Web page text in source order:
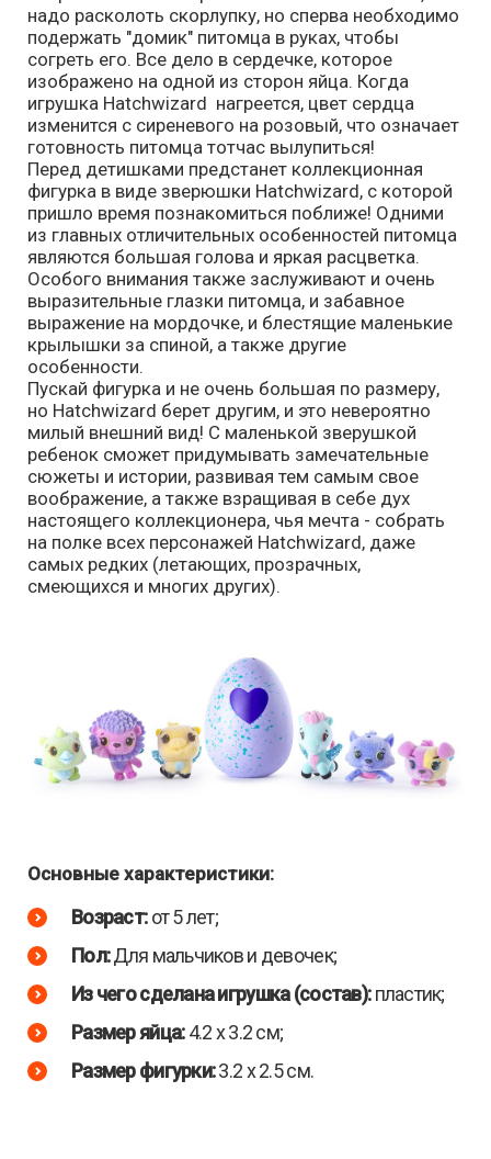
надо расколоть скорлупку, но сперва необходимо
подержать "домик" питомца в руках, чтобы
согреть его. Все дело в сердечке, которое
изображено на одной из сторон яйца. Когда
игрушка Hatchwizard нагреется, цвет сердца
изменится с сиреневого на розовый, что означает
готовность питомца тотчас вылупиться!
Перед детишками предстанет коллекционная
фигурка в виде зверюшки Hatchwizard, с которой
пришло время познакомиться поближе! Одними
из главных отличительных особенностей питомца
являются большая голова и яркая расцветка.
Особого внимания также заслуживают и очень
выразительные глазки питомца, и забавное
выражение на мордочке, и блестящие маленькие
крылышки за спиной, а также другие
особенности.
Пускай фигурка и не очень большая по размеру,
но Hatchwizard берет другим, и это невероятно
милый внешний вид! С маленькой зверушкой
ребенок сможет придумывать замечательные
сюжеты и истории, развивая тем самым свое
воображение, а также взращивая в себе дух
настоящего коллекционера, чья мечта - собрать
на полке всех персонажей Hatchwizard, даже
самых редких (летающих, прозрачных,
смеющихся и многих других).
Основные характеристики:
Возраст:от 5 лет;
Пол:Для мальчиков и девочек;
Из чего сделана игрушка (состав):пластик;
Размер яйца:4.2 х 3.2 см;
Размер фигурки:3.2 х 2.5 см.